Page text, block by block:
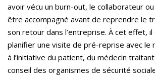
avoir vécu un burn-out, le collaborateur
être accompagné avant de reprendre le
son retour dans l’entreprise. À cet effet,
planifier une visite de pré-reprise avec le
à l’initiative du patient, du médecin
conseil des organismes de sécurité